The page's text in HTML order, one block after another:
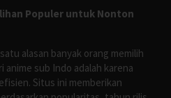
Populer untuk Nonton
alasan banyak orang memilih
sub Indo adalah karena
Situs ini memberikan